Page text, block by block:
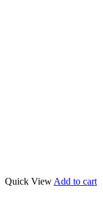
Quick View Add to cart